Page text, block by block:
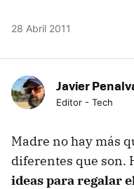
28 Abril 2011
Javier
Editor - Tech
Madre no hay más
diferentes que son.
ideas para regalar